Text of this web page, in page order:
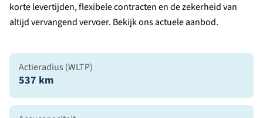
korte levertijden, flexibele contracten en de zekerheid van
altijd vervangend vervoer. Bekijk ons actuele aanbod.
Actieradius (WLTP)
537 km